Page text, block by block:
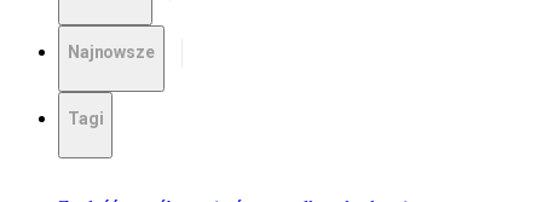
Najnowsze
Tagi